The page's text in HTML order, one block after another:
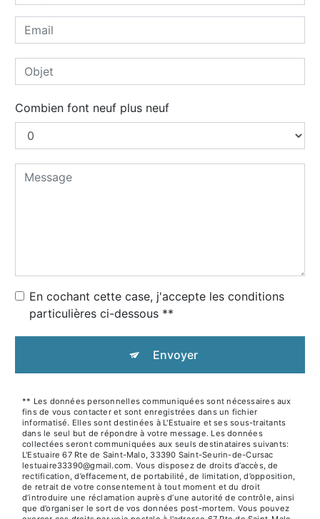
Combien font neuf plus neuf
En cochant cette case, j'accepte les conditions
particulières ci-dessous **
Envoyer
** Les données personnelles communiquées sont nécessaires aux
fins de vous contacter et sont enregistrées dans un fichier
informatisé. Elles sont destinées à L'Estuaire et ses sous-traitants
dans le seul but de répondre à votre message. Les données
collectées seront communiquées aux seuls destinataires suivants:
L'Estuaire 67 Rte de Saint-Malo, 33390 Saint-Seurin-de-Cursac
lestuaire33390@gmail.com. Vous disposez de droits d’accès, de
rectification, d’effacement, de portabilité, de limitation, d’opposition,
de retrait de votre consentement à tout moment et du droit
d’introduire une réclamation auprès d’une autorité de contrôle, ainsi
que d’organiser le sort de vos données post-mortem. Vous pouvez